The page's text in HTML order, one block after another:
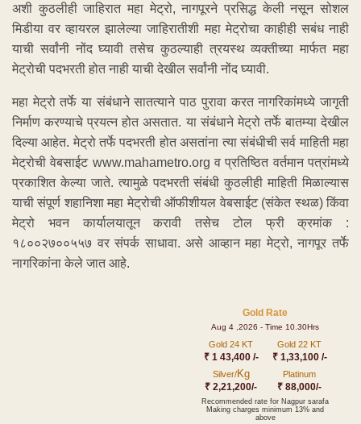
अशी कुठलीही जाहिरात महा मेट्रो, नागपूरने प्रसिद्ध केली नसून सोशल
मिडीया वर व्हायरल झालेल्या जाहिरातीशी महा मेट्रोचा काहीही सबंध नाही
याची सर्वांनी नोंद घ्यावी तसेच कुठल्याही त्रयस्थ व्यक्तीच्या मार्फत महा
मेट्रोची पदभरती होत नाही याची देखील सर्वांनी नोंद घ्यावी.
महा मेट्रो तर्फे या संबंधाने सातत्याने पाठ पुरावा करत नागरिकांमध्ये जागृती
निर्माण करण्याचे प्रयत्न होत असतात. या संबंधाने मेट्रो तर्फे बातम्या देखील
दिल्या आहेत. मेट्रो तर्फे पदभरती होत असतांना त्या संबंधीची सर्व माहिती महा
मेट्रोची वेबसाईट www.mahametro.org व प्रतिष्ठित वर्तमान पत्रांमध्ये
प्रकाशित केल्या जाते. त्यामुळे पदभरती संबंधी कुठलीही माहिती मिळाल्यास
याची संपूर्ण शहानिशा महा मेट्रोची ऑफीशीयल वेबसाईट (संकेत स्थळ) किंवा
मेट्रो भवन कार्यालयातून करावी तसेच टोल फ्री क्रमांक :
१८००२७००५५७ वर संपर्क साधावा. असे आव्हान महा मेट्रो, नागपूर तर्फे
नागरिकांना केले जात आहे.
Gold Rate
Aug 4 ,2026 - Time 10.30Hrs
Gold 24 KT
₹ 1 43,400 /-
Gold 22 KT
₹ 1,33,100 /-
Silver/Kg
₹ 2,21,200/-
Platinum
₹ 88,000/-
Recommended rate for Nagpur sarafa
Making charges minimum 13% and
above